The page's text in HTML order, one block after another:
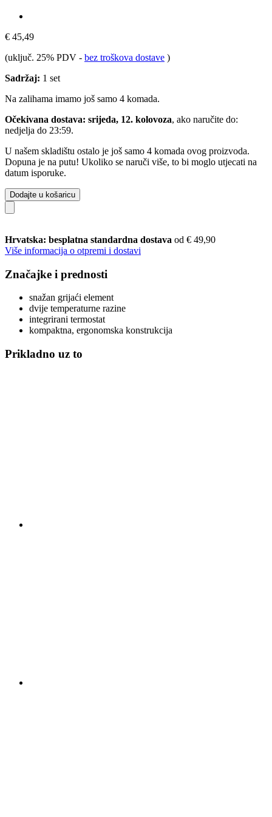
€ 45,49
(uključ. 25% PDV - bez troškova dostave )
Sadržaj: 1 set
Na zalihama imamo još samo 4 komada.
Očekivana dostava: srijeda, 12. kolovoza, ako naručite do:
nedjelja do 23:59.
U našem skladištu ostalo je još samo 4 komada ovog proizvoda.
Dopuna je na putu! Ukoliko se naruči više, to bi moglo utjecati na
datum isporuke.
Dodajte u košaricu
Hrvatska: besplatna standardna dostava od € 49,90
Više informacija o otpremi i dostavi
Značajke i prednosti
snažan grijaći element
dvije temperaturne razine
integrirani termostat
kompaktna, ergonomska konstrukcija
Prikladno uz to